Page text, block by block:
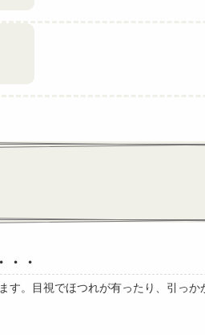
・・
す。目視でほつれが有ったり、引っか